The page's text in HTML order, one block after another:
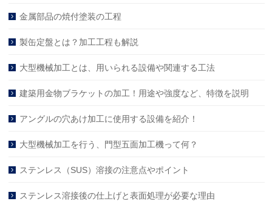
金属部品の焼付塗装の工程
製缶定盤とは？加工工程も解説
大型機械加工とは、用いられる設備や関連する工法
建築用金物ブラケットの加工！用途や強度など、特徴を説明
アングルの穴あけ加工に使用する設備を紹介！
大型機械加工を行う、門型五面加工機って何？
ステンレス（SUS）溶接の注意点やポイント
ステンレス溶接後の仕上げと表面処理が必要な理由